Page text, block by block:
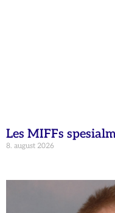
Les MIFFs
8. august 2026